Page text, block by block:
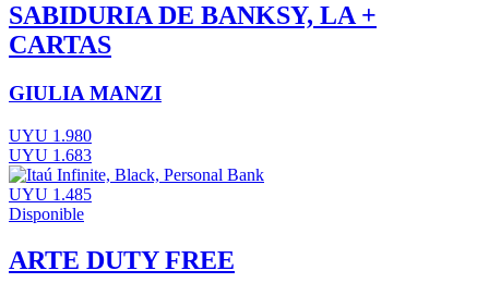
SABIDURIA DE BANKSY, LA +
CARTAS
GIULIA MANZI
UYU 1.980
UYU 1.683
UYU 1.485
Disponible
ARTE DUTY FREE